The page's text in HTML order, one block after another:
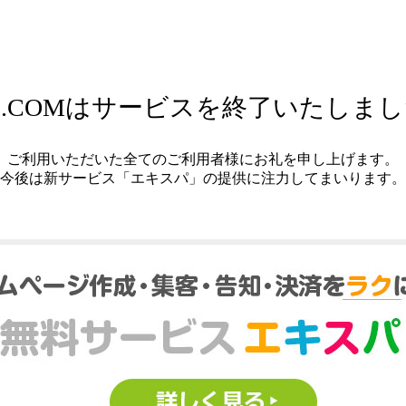
はサービスを終了いたしま
ご利用いただいた全てのご利用者様にお礼を申し上げます。
今後は新サービス「エキスパ」の提供に注力してまいります。